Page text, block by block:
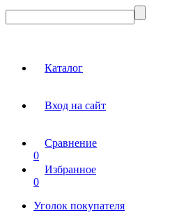
Каталог
Вход на сайт
Сравнение
0
Избранное
0
Уголок покупателя